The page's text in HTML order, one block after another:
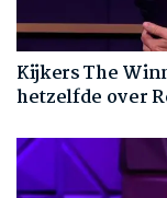
Kijkers The
hetzelfde over